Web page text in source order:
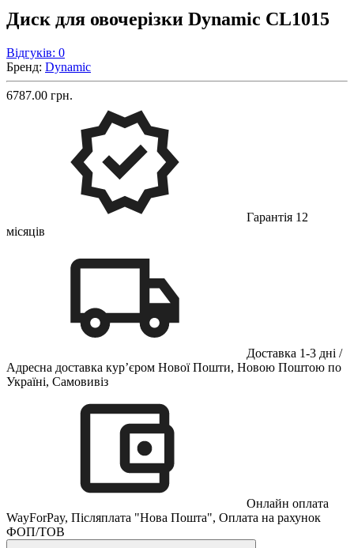
Диск для овочерізки Dynamic CL1015
Відгуків: 0
Бренд: Dynamic
6787.00 грн.
Гарантія 12
місяців
Доставка 1-3 дні /
Адресна доставка кур’єром Нової Пошти, Новою Поштою по
Україні, Самовивіз
Онлайн оплата
WayForPay, Післяплата "Нова Пошта", Оплата на рахунок
ФОП/ТОВ